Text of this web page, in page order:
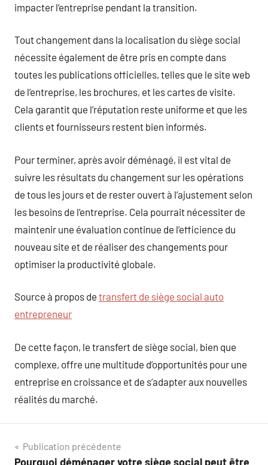
impacter l’entreprise pendant la transition.
Tout changement dans la localisation du siège social
nécessite également de être pris en compte dans
toutes les publications officielles, telles que le site web
de l’entreprise, les brochures, et les cartes de visite.
Cela garantit que l’réputation reste uniforme et que les
clients et fournisseurs restent bien informés.
Pour terminer, après avoir déménagé, il est vital de
suivre les résultats du changement sur les opérations
de tous les jours et de rester ouvert à l’ajustement selon
les besoins de l’entreprise. Cela pourrait nécessiter de
maintenir une évaluation continue de l’efficience du
nouveau site et de réaliser des changements pour
optimiser la productivité globale.
Source à propos de transfert de siège social auto
entrepreneur
De cette façon, le transfert de siège social, bien que
complexe, offre une multitude d’opportunités pour une
entreprise en croissance et de s’adapter aux nouvelles
réalités du marché.
Navigation
Publication précédente
Pourquoi déménager votre siège social peut être